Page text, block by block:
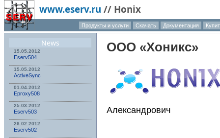
www.eserv.ru // Honix
Продукты и услуги Скачать Документация
News
15.05.2012
Eserv504
15.05.2012
ActiveSync
01.04.2012
Eproxy508
25.03.2012
Eserv503
26.02.2012
Eserv502
ООО «Хоникс»
Александрович